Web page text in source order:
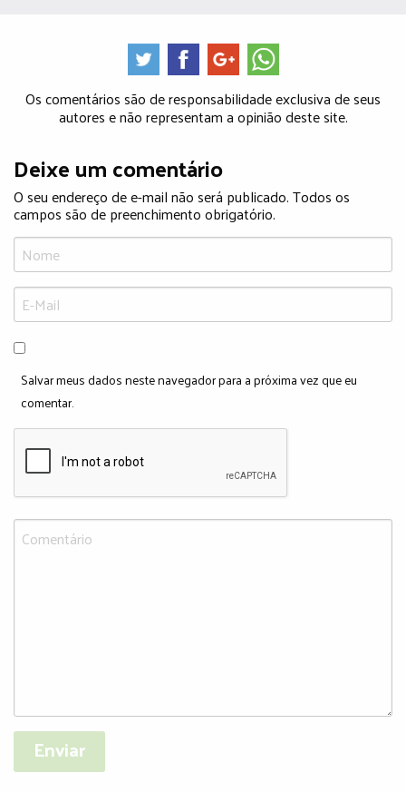
Os comentários são de responsabilidade exclusiva de seus
autores e não representam a opinião deste site.
Deixe um comentário
O seu endereço de e-mail não será publicado. Todos os
campos são de preenchimento obrigatório.
Salvar meus dados neste navegador para a próxima vez que eu
comentar.